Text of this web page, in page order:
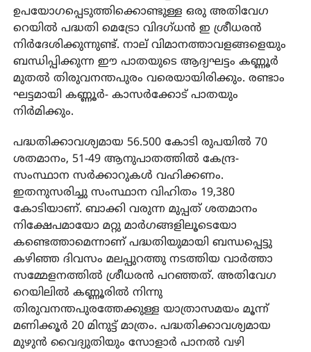
ഉപയോഗപ്പെടുത്തിക്കൊണ്ടുള്ള ഒരു അതിവേഗ
റെയിൽ പദ്ധതി മെട്രോ വിദഗ്ധൻ ഇ ശ്രീധരൻ
നിർദേശിക്കുന്നുണ്ട്. നാല് വിമാനത്താവളങ്ങളെയും
ബന്ധിപ്പിക്കുന്ന ഈ പാതയുടെ ആദ്യഘട്ടം കണ്ണൂർ
മുതൽ തിരുവനന്തപുരം വരെയായിരിക്കും. രണ്ടാം
ഘട്ടമായി കണ്ണൂർ- കാസർക്കോട് പാതയും
നിർമിക്കും.
പദ്ധതിക്കാവശ്യമായ 56.500 കോടി രുപയിൽ 70
ശതമാനം, 51-49 ആനുപാതത്തിൽ കേന്ദ്ര-
സംസ്ഥാന സർക്കാറുകൾ വഹിക്കണം.
ഇതനുസരിച്ചു സംസ്ഥാന വിഹിതം 19,380
കോടിയാണ്. ബാക്കി വരുന്ന മുപ്പത് ശതമാനം
നിക്ഷേപമായോ മറ്റു മാർഗങ്ങളിലൂടെയോ
കണ്ടെത്താമെന്നാണ് പദ്ധതിയുമായി ബന്ധപ്പെട്ടു
കഴിഞ്ഞ ദിവസം മലപ്പുറത്തു നടത്തിയ വാർത്താ
സമ്മേളനത്തിൽ ശ്രീധരൻ പറഞ്ഞത്. അതിവേഗ
റെയിലിൽ കണ്ണൂരിൽ നിന്നു
തിരുവനന്തപുരത്തേക്കുള്ള യാത്രാസമയം മൂന്ന്
മണിക്കൂർ 20 മിനുട്ട് മാത്രം. പദ്ധതിക്കാവശ്യമായ
മുഴുൻ വൈദ്യുതിയും സോളാർ പാനൽ വഴി